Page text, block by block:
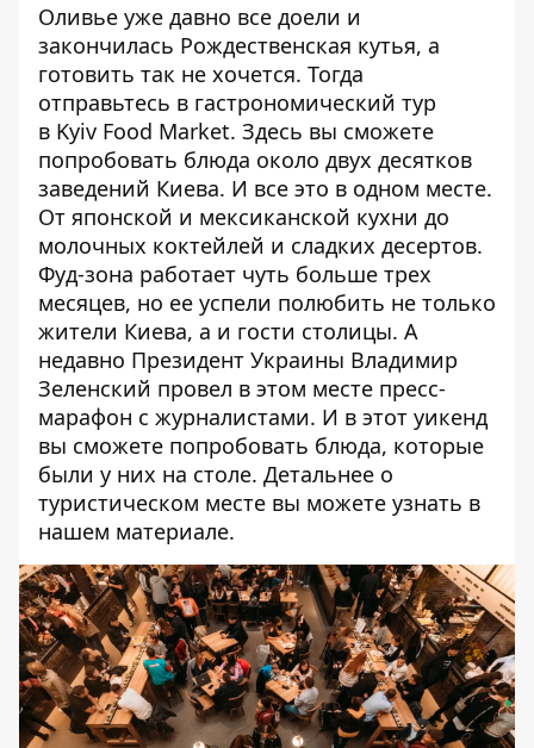
Оливье уже давно все доели и
закончилась Рождественская кутья, а
готовить так не хочется. Тогда
отправьтесь в гастрономический тур
в Kyiv Food Market. Здесь вы сможете
попробовать блюда около двух десятков
заведений Киева. И все это в одном месте.
От японской и мексиканской кухни до
молочных коктейлей и сладких десертов.
Фуд-зона работает чуть больше трех
месяцев, но ее успели полюбить не только
жители Киева, а и гости столицы. А
недавно Президент Украины Владимир
Зеленский провел в этом месте пресс-
марафон с журналистами. И в этот уикенд
вы сможете попробовать блюда, которые
были у них на столе. Детальнее о
туристическом месте вы можете узнать в
нашем материале.